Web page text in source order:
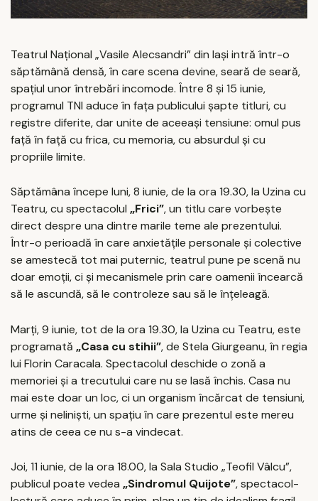
Teatrul Național „Vasile Alecsandri” din Iași intră într-o
săptămână densă, în care scena devine, seară de seară,
spațiul unor întrebări incomode. Între 8 și 15 iunie,
programul TNI aduce în fața publicului șapte titluri, cu
registre diferite, dar unite de aceeași tensiune: omul pus
față în față cu frica, cu memoria, cu absurdul și cu
propriile limite.
Săptămâna începe luni, 8 iunie, de la ora 19.30, la Uzina cu
Teatru, cu spectacolul „Frici”, un titlu care vorbește
direct despre una dintre marile teme ale prezentului.
Într-o perioadă în care anxietățile personale și colective
se amestecă tot mai puternic, teatrul pune pe scenă nu
doar emoții, ci și mecanismele prin care oamenii încearcă
să le ascundă, să le controleze sau să le înțeleagă.
Marți, 9 iunie, tot de la ora 19.30, la Uzina cu Teatru, este
programată „Casa cu stihii”, de Stela Giurgeanu, în regia
lui Florin Caracala. Spectacolul deschide o zonă a
memoriei și a trecutului care nu se lasă închis. Casa nu
mai este doar un loc, ci un organism încărcat de tensiuni,
urme și neliniști, un spațiu în care prezentul este mereu
atins de ceea ce nu s-a vindecat.
Joi, 11 iunie, de la ora 18.00, la Sala Studio „Teofil Vâlcu”,
publicul poate vedea „Sindromul Quijote”, spectacol-